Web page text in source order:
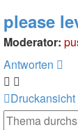
please
Moderator:
Antworten
Druckansicht